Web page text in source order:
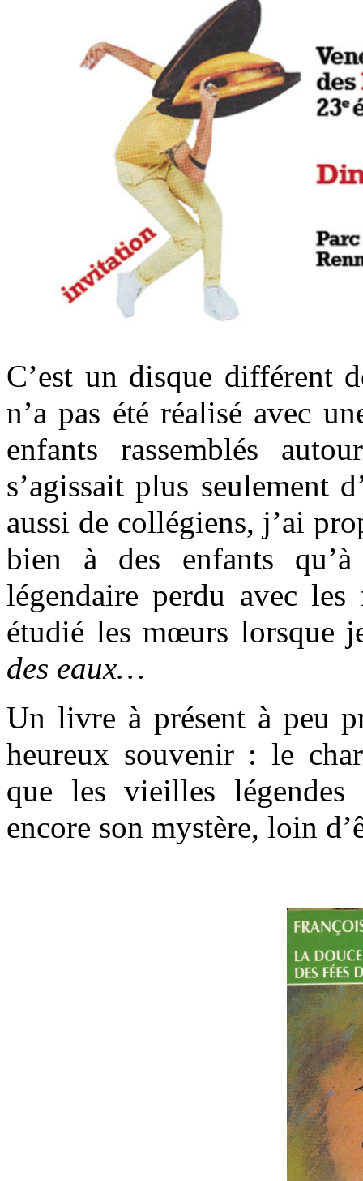
C’est un disque différent
n’a pas été réalisé avec
enfants rassemblés
s’agissait plus seulement
aussi de collégiens, j’ai
bien à des enfants
légendaire perdu avec
étudié les mœurs lorsque
des eaux…
Un livre à présent à peu
heureux souvenir : le
que les vieilles légendes
encore son mystère, loin